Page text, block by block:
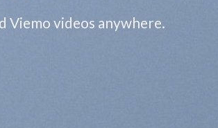
Viemo videos anywhere.